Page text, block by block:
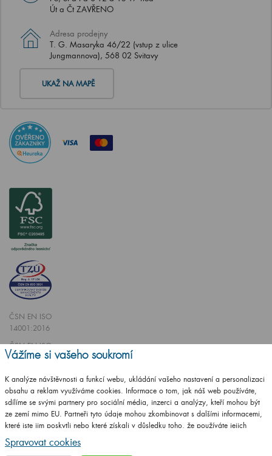
Út a Čt ZAVŘENO
Adresa prodejny
T. G. Masaryka 46/22 (vstup z ulice
Jungmannova), 568 02 Svitavy
UKAŽ NA MAPĚ
ČSN EN ISO
14001:2016
ČSN EN ISO
9001:2016
Vytvořilo studioCZECHGROUP.cz
Vážíme si vašeho soukromí
K analýze návštěvnosti a funkcí webu, ukládání vašeho nastavení a personalizaci
obsahu a reklam využíváme cookies. Informace o tom, jak náš web používáte,
sdílíme se svými partnery pro sociální média, inzerci a analýzy, kteří mohou být
ze zemí mimo EU. Partneři tyto údaje mohou zkombinovat s dalšími informacemi,
které jste jim poskytli nebo které získali v důsledku toho, že používáte jejich
služby.
Podrobné informace
Spravovat cookies